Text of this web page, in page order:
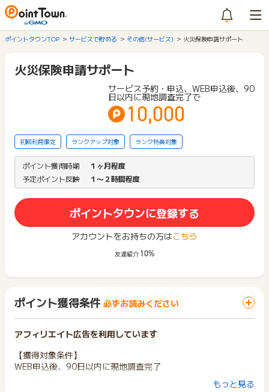
ポイントタウンTOP サービスで貯める その他(サービス) 火災保険申請サポート
火災保険申請サポート
サービス予約・申込、WEB申込後、90
日以内に現地調査完了で
10,000
初回利用限定 ランクアップ対象 ランク特典対象
ポイント獲得時期
１ヶ月程度
予定ポイント反映
１〜２時間程度
ポイントタウンに登録する
アカウントをお持ちの方はこちら
友達紹介 10%
ポイント獲得条件 必ずお読みください
アフィリエイト広告を利用しています
【獲得対象条件】
WEB申込後、90日以内に現地調査完了
もっと見る